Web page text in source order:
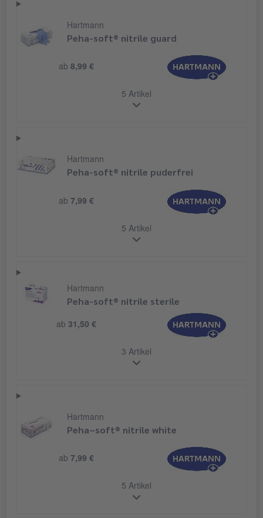
Hartmann
Peha-soft® nitrile guard
ab 8,99 €
5 Artikel
Hartmann
Peha-soft® nitrile puderfrei
ab 7,99 €
5 Artikel
Hartmann
Peha-soft® nitrile sterile
ab 31,50 €
3 Artikel
Hartmann
Peha–soft® nitrile white
ab 7,99 €
5 Artikel